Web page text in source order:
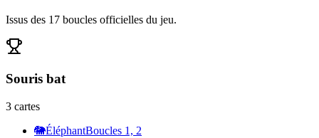
Issus des 17 boucles officielles du jeu.
Souris bat
3 cartes
🐘ÉléphantBoucles 1, 2